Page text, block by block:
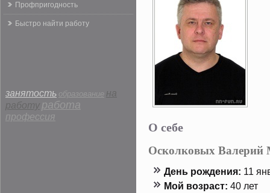
Профпригодность
Быстро найти работу
занятость образование на
работу работа
профессия
О себе
Осколковых Валерий
День рοждения: 11
Мой возраст: 40 лет